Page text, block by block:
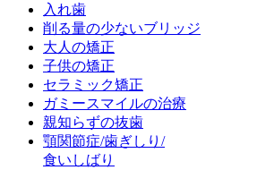
入れ歯
削る量の少ないブリッジ
大人の矯正
子供の矯正
セラミック矯正
ガミースマイルの治療
親知らずの抜歯
顎関節症/歯ぎしり/
食いしばり